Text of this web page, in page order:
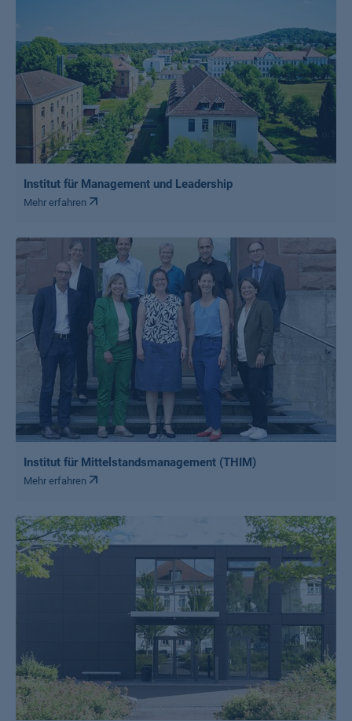
Institut für Management und Leadership
Mehr erfahren
Institut für Mittelstandsmanagement (THIM)
Mehr erfahren